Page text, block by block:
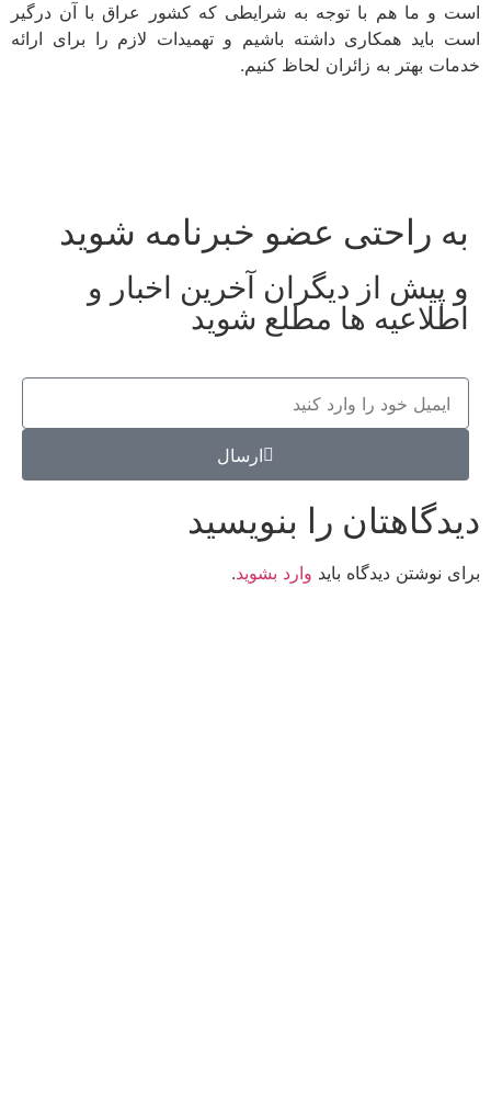
است و ما هم با توجه به شرایطی که کشور عراق با آن درگیر
است باید همکاری داشته باشیم و تهمیدات لازم را برای ارائه
خدمات بهتر به زائران لحاظ کنیم.
به راحتی عضو خبرنامه شوید
و پیش از دیگران آخرین اخبار و
اطلاعیه ها مطلع شوید
ارسال
دیدگاهتان را بنویسید
برای نوشتن دیدگاه باید وارد بشوید.